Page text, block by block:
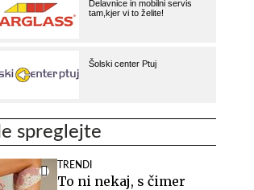
spreglejte
TRENDI
To ni nekaj, s čimer